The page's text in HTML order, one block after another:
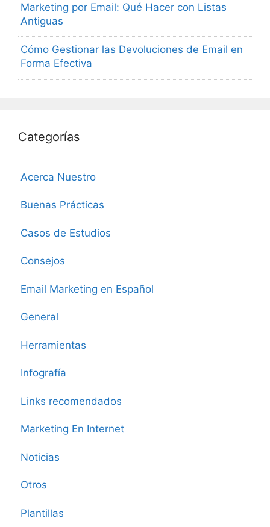
Marketing por Email: Qué Hacer con Listas
Antiguas
Cómo Gestionar las Devoluciones de Email en
Forma Efectiva
Categorías
Acerca Nuestro
Buenas Prácticas
Casos de Estudios
Consejos
Email Marketing en Español
General
Herramientas
Infografía
Links recomendados
Marketing En Internet
Noticias
Otros
Plantillas